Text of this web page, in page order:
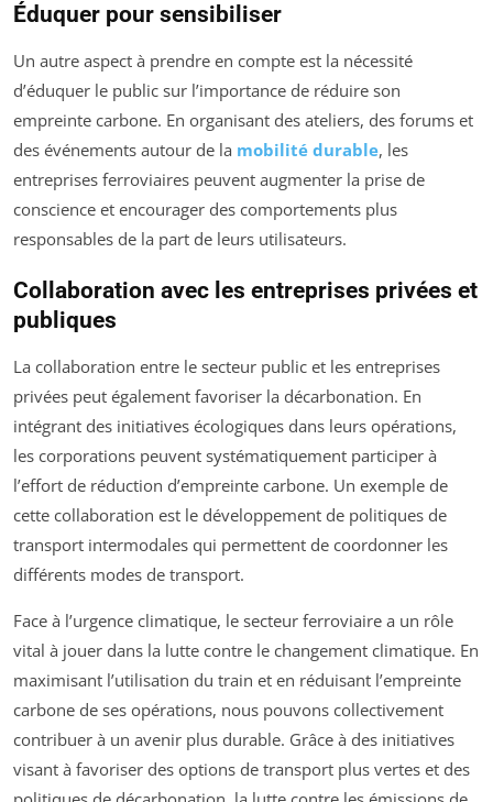
Éduquer pour sensibiliser
Un autre aspect à prendre en compte est la nécessité
d’éduquer le public sur l’importance de réduire son
empreinte carbone. En organisant des ateliers, des forums et
des événements autour de la mobilité durable, les
entreprises ferroviaires peuvent augmenter la prise de
conscience et encourager des comportements plus
responsables de la part de leurs utilisateurs.
Collaboration avec les entreprises privées et
publiques
La collaboration entre le secteur public et les entreprises
privées peut également favoriser la décarbonation. En
intégrant des initiatives écologiques dans leurs opérations,
les corporations peuvent systématiquement participer à
l’effort de réduction d’empreinte carbone. Un exemple de
cette collaboration est le développement de politiques de
transport intermodales qui permettent de coordonner les
différents modes de transport.
Face à l’urgence climatique, le secteur ferroviaire a un rôle
vital à jouer dans la lutte contre le changement climatique. En
maximisant l’utilisation du train et en réduisant l’empreinte
carbone de ses opérations, nous pouvons collectivement
contribuer à un avenir plus durable. Grâce à des initiatives
visant à favoriser des options de transport plus vertes et des